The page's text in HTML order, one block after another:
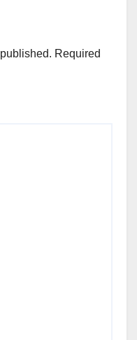
Required